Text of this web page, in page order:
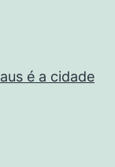
é a cidade